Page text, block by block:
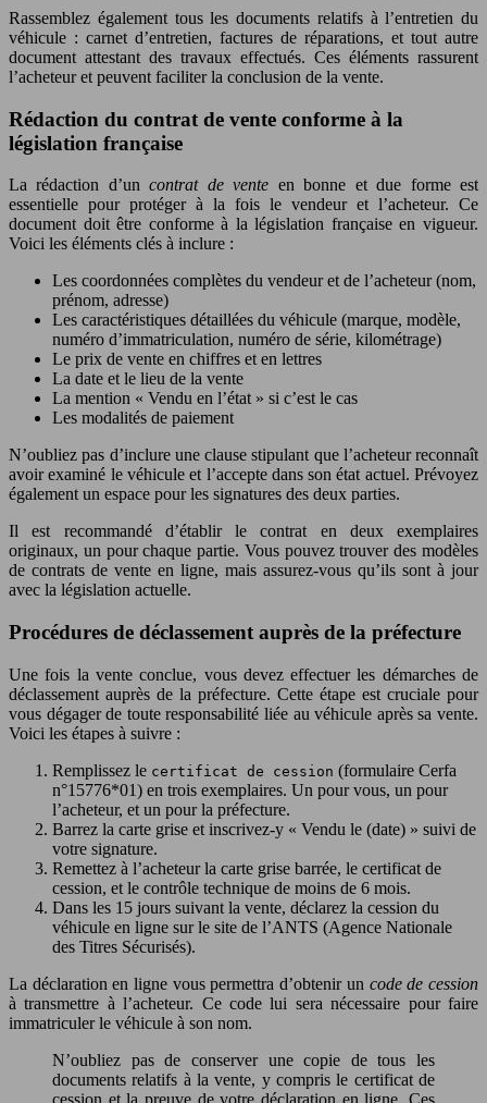
Rassemblez également tous les documents relatifs à l’entretien du
véhicule : carnet d’entretien, factures de réparations, et tout autre
document attestant des travaux effectués. Ces éléments rassurent
l’acheteur et peuvent faciliter la conclusion de la vente.
Rédaction du contrat de vente conforme à la
législation française
La rédaction d’uncontrat de vente en bonne et due forme est
essentielle pour protéger à la fois le vendeur et l’acheteur. Ce
document doit être conforme à la législation française en vigueur.
Voici les éléments clés à inclure :
Les coordonnées complètes du vendeur et de l’acheteur (nom,
prénom, adresse)
Les caractéristiques détaillées du véhicule (marque, modèle,
numéro d’immatriculation, numéro de série, kilométrage)
Le prix de vente en chiffres et en lettres
La date et le lieu de la vente
La mention « Vendu en l’état » si c’est le cas
Les modalités de paiement
N’oubliez pas d’inclure une clause stipulant que l’acheteur reconnaît
avoir examiné le véhicule et l’accepte dans son état actuel. Prévoyez
également un espace pour les signatures des deux parties.
Il est recommandé d’établir le contrat en deux exemplaires
originaux, un pour chaque partie. Vous pouvez trouver des modèles
de contrats de vente en ligne, mais assurez-vous qu’ils sont à jour
avec la législation actuelle.
Procédures de déclassement auprès de la préfecture
Une fois la vente conclue, vous devez effectuer les démarches de
déclassement auprès de la préfecture. Cette étape est cruciale pour
vous dégager de toute responsabilité liée au véhicule après sa vente.
Voici les étapes à suivre :
Remplissez le certificat de cession (formulaire Cerfa
n°15776*01) en trois exemplaires. Un pour vous, un pour
l’acheteur, et un pour la préfecture.
Barrez la carte grise et inscrivez-y « Vendu le (date) » suivi de
votre signature.
Remettez à l’acheteur la carte grise barrée, le certificat de
cession, et le contrôle technique de moins de 6 mois.
Dans les 15 jours suivant la vente, déclarez la cession du
véhicule en ligne sur le site de l’ANTS (Agence Nationale
des Titres Sécurisés).
La déclaration en ligne vous permettra d’obtenir un code de cession
à transmettre à l’acheteur. Ce code lui sera nécessaire pour faire
immatriculer le véhicule à son nom.
N’oubliez pas de conserver une copie de tous les
documents relatifs à la vente, y compris le certificat de
cession et la preuve de votre déclaration en ligne. Ces